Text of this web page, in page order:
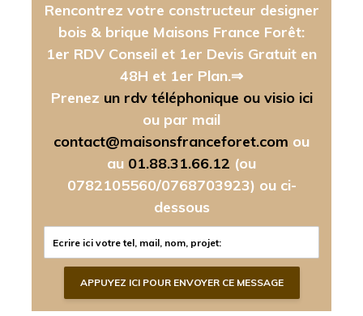
Rencontrez votre constructeur designer
bois & brique Maisons France Forêt:
1er RDV Conseil et 1er Devis Gratuit en
48H et 1er Plan.⇒
Prenez un rdv téléphonique ou visio ici
ou par mail
contact@maisonsfranceforet.com ou
au 01.88.31.66.12 (ou
0782105560/0768703923) ou ci-
dessous